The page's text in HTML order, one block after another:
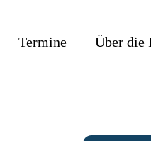
Termine Über die